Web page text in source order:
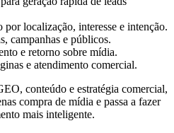
por localização, interesse e intenção.
campanhas e públicos.
e retorno sobre mídia.
e atendimento comercial.
conteúdo e estratégia comercial,
compra de mídia e passa a fazer
mais inteligente.